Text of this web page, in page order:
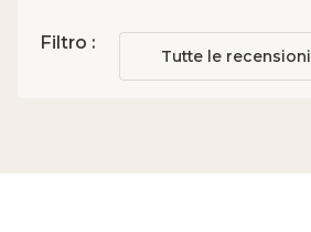
Filtro :
Tutte le recensioni